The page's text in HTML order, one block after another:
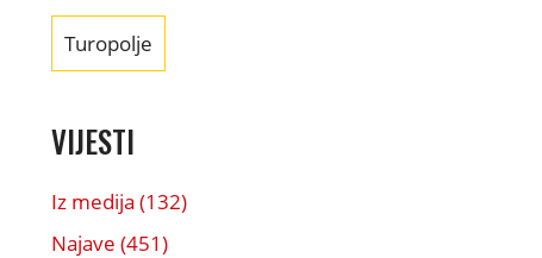
Turopolje
VIJESTI
Iz medija (132)
Najave (451)